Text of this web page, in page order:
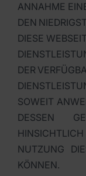
ANNAHME
DEN
DIESE
DER
SOWEIT
DESSEN
NUTZUNG
KÖNNEN.